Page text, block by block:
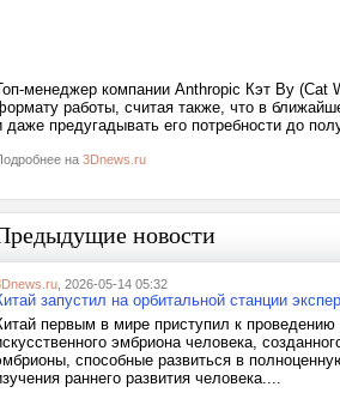
менеджер компании Anthropic Кэт Ву (Cat
работы, считая также, что в
даже предугадывать его потребности до
на 3Dnews.ru
новости
, 2026-05-14 05:32
запустил на орбитальной станции
первым в мире приступил к проведению
эмбриона человека,
способные развиться в
раннего развития человека....